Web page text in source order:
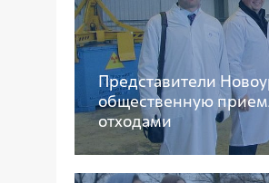
Представители
общественную
отходами